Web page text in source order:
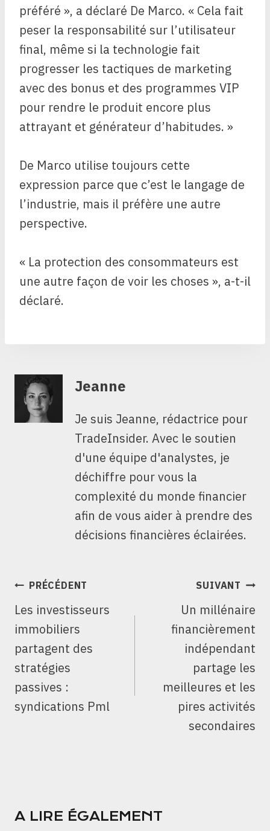
préféré », a déclaré De Marco. « Cela fait
peser la responsabilité sur l’utilisateur
final, même si la technologie fait
progresser les tactiques de marketing
avec des bonus et des programmes VIP
pour rendre le produit encore plus
attrayant et générateur d’habitudes. »
De Marco utilise toujours cette
expression parce que c’est le langage de
l’industrie, mais il préfère une autre
perspective.
« La protection des consommateurs est
une autre façon de voir les choses », a-t-il
déclaré.
Jeanne
Je suis Jeanne, rédactrice pour
TradeInsider. Avec le soutien
d'une équipe d'analystes, je
déchiffre pour vous la
complexité du monde financier
afin de vous aider à prendre des
décisions financières éclairées.
NAVIGATION
L’ARTICLE
PRÉCÉDENT
Les investisseurs
immobiliers
partagent des
stratégies
passives :
syndications Pml
SUIVANT
Un millénaire
financièrement
indépendant
partage les
meilleures et les
pires activités
secondaires
A LIRE ÉGALEMENT